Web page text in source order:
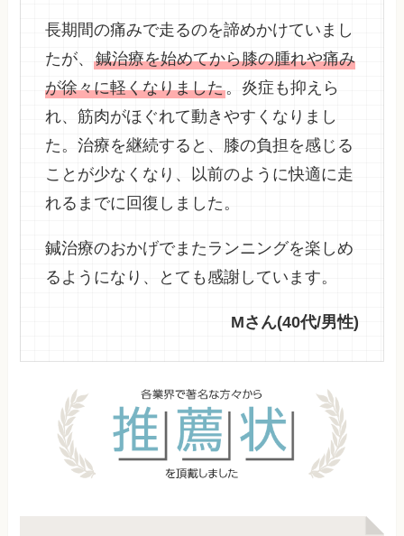
長期間の痛みで走るのを諦めかけていまし
たが、鍼治療を始めてから膝の腫れや痛み
が徐々に軽くなりました。炎症も抑えら
れ、筋肉がほぐれて動きやすくなりまし
た。治療を継続すると、膝の負担を感じる
ことが少なくなり、以前のように快適に走
れるまでに回復しました。
鍼治療のおかげでまたランニングを楽しめ
るようになり、とても感謝しています。
Mさん(40代/男性)